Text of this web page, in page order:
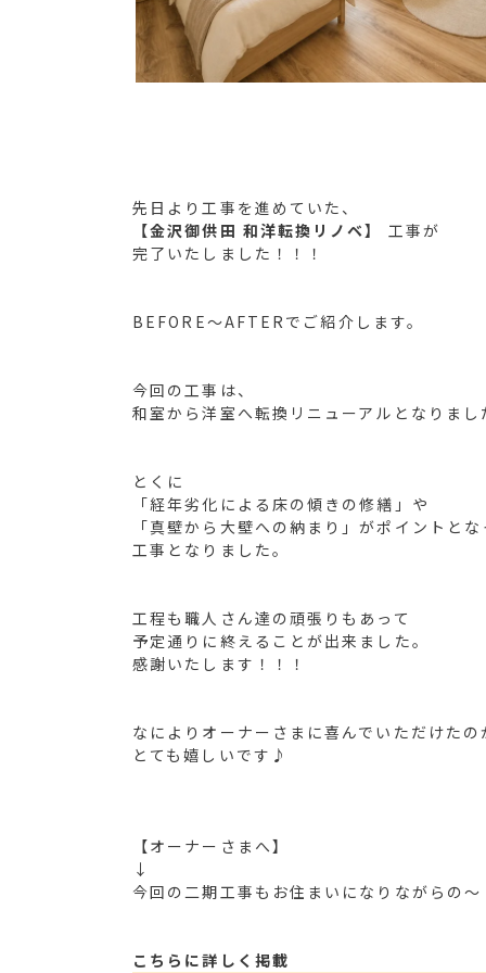
先日より工事を進めていた、
【金沢御供田 和洋転換リノベ】 工事が
完了いたしました！！！
BEFORE～AFTERでご紹介します。
今回の工事は、
和室から洋室へ転換リニューアルとなりま
とくに
「経年劣化による床の傾きの修繕」や
「真壁から大壁への納まり」がポイントと
工事となりました。
工程も職人さん達の頑張りもあって
予定通りに終えることが出来ました。
感謝いたします！！！
なによりオーナーさまに喜んでいただけたの
とても嬉しいです♪
【オーナーさまへ】
↓
今回の二期工事もお住まいになりながらの ～
こちらに詳しく掲載